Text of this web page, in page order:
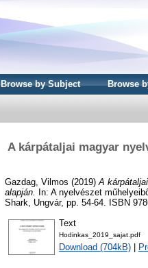
Browse by Subject Browse
A kárpátaljai magyar
Gazdag, Vilmos (2019) A
alapján. In: A nyelvészet
Shark, Ungvár, pp. 54-64. ISBN
Text
Hodinkas_2019_sajat.pdf
Download (704kB)